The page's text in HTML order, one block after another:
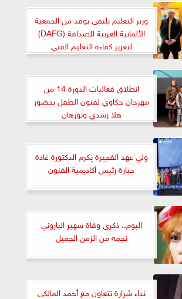
وزير التعليم يلتقى بوفد من الجمعية
الألمانية العربية للصداقة (DAFG)
لتعزيز كفاءة التعليم الفني
انطلاق فعاليات الدورة 14 من
مهرجان حكاوي لفنون الطفل بحضور
هلا رشدي ونورهان
ولي عهد الفجيرة يكرم الدكتورة غادة
جبارة رئيس أكاديمية الفنون
اليوم.. ذكرى وفاة سهير الباروني
نجمه من الزمن الجميل
نداء شرارة تتعاون مع أحمد المالكى